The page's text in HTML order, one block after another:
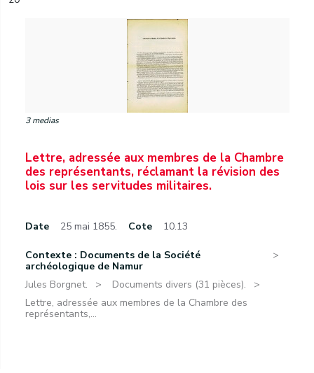
3 medias
Lettre, adressée aux membres de la Chambre
des représentants, réclamant la révision des
lois sur les servitudes militaires.
Date 25 mai 1855. Cote 10.13
Contexte : Documents de la Société
archéologique de Namur
Jules Borgnet.
Documents divers (31 pièces).
Lettre, adressée aux membres de la Chambre des
représentants,...